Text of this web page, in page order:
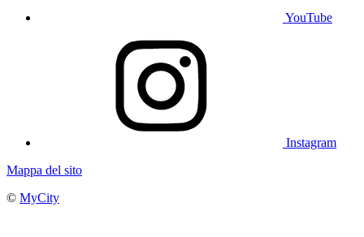
YouTube
Instagram
Mappa del sito
© MyCity